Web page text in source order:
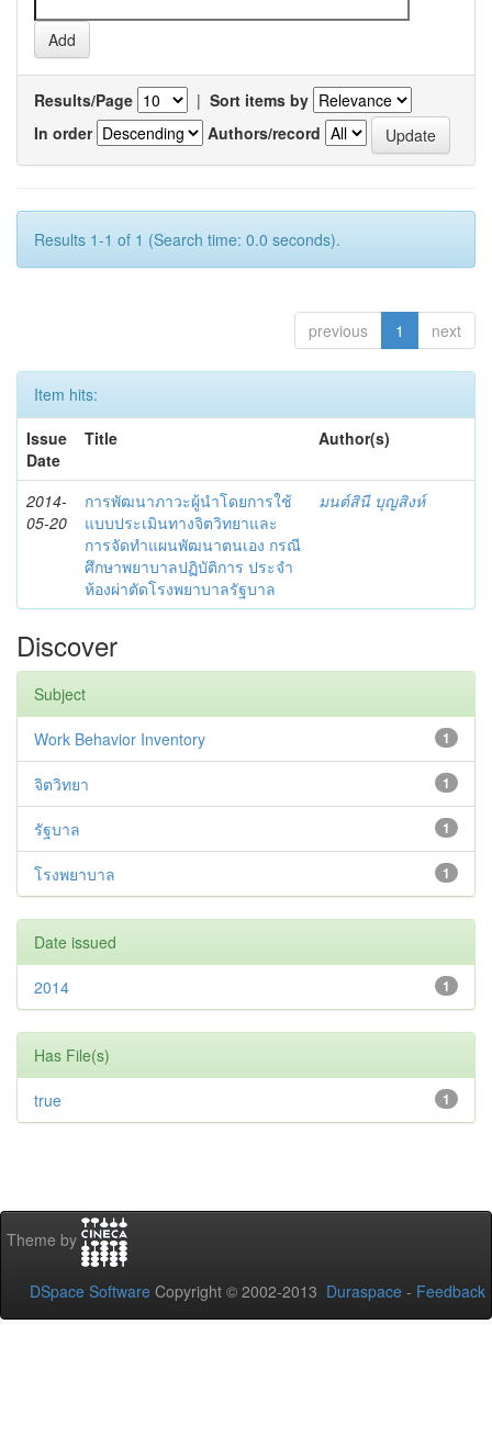
Results/Page | Sort items by
In order
Authors/record
Results 1-1 of 1 (Search time: 0.0 seconds).
previous 1 next
Item hits:
Issue
Date
Title Author(s)
2014-
05-20
การพัฒนาภาวะผู้นำโดยการใช้
แบบประเมินทางจิตวิทยาและ
การจัดทำแผนพัฒนาตนเอง กรณี
ศึกษาพยาบาลปฏิบัติการ ประจำ
ห้องผ่าตัดโรงพยาบาลรัฐบาล
มนต์สินี บุญสิงห์
Discover
Subject
1
Work Behavior Inventory
1
จิตวิทยา
1
รัฐบาล
1
โรงพยาบาล
Date issued
1
2014
Has File(s)
1
true
Theme by
DSpace Software Copyright © 2002-2013 Duraspace - Feedback